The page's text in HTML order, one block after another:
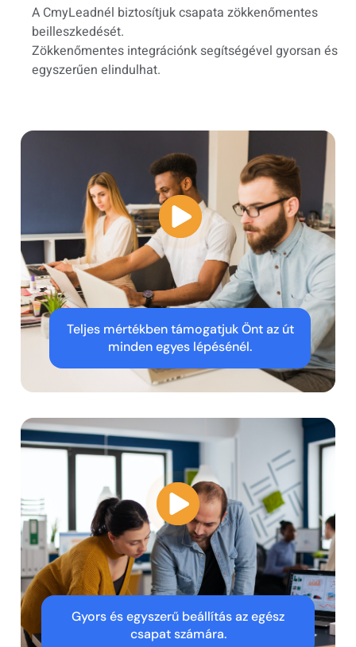
A CmyLeadnél biztosítjuk csapata zökkenőmentes
beilleszkedését.
Zökkenőmentes integrációnk segítségével gyorsan és
egyszerűen elindulhat.
Teljes mértékben támogatjuk Önt az út
minden egyes lépésénél.
Gyors és egyszerű beállítás az egész
csapat számára.